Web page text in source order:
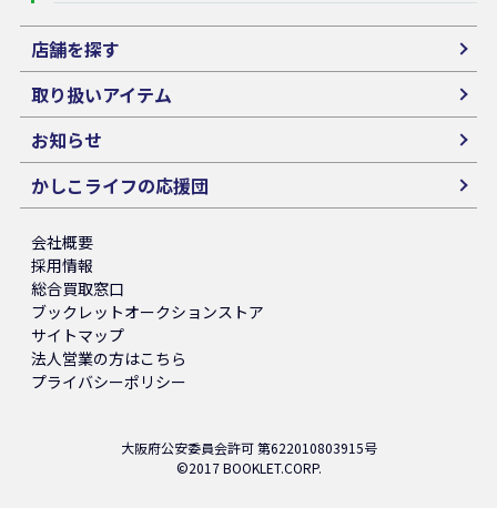
店舗を探す
取り扱いアイテム
お知らせ
かしこライフの応援団
会社概要
採用情報
総合買取窓口
ブックレットオークションストア
サイトマップ
法人営業の方はこちら
プライバシーポリシー
大阪府公安委員会許可 第622010803915号
©2017 BOOKLET.CORP.